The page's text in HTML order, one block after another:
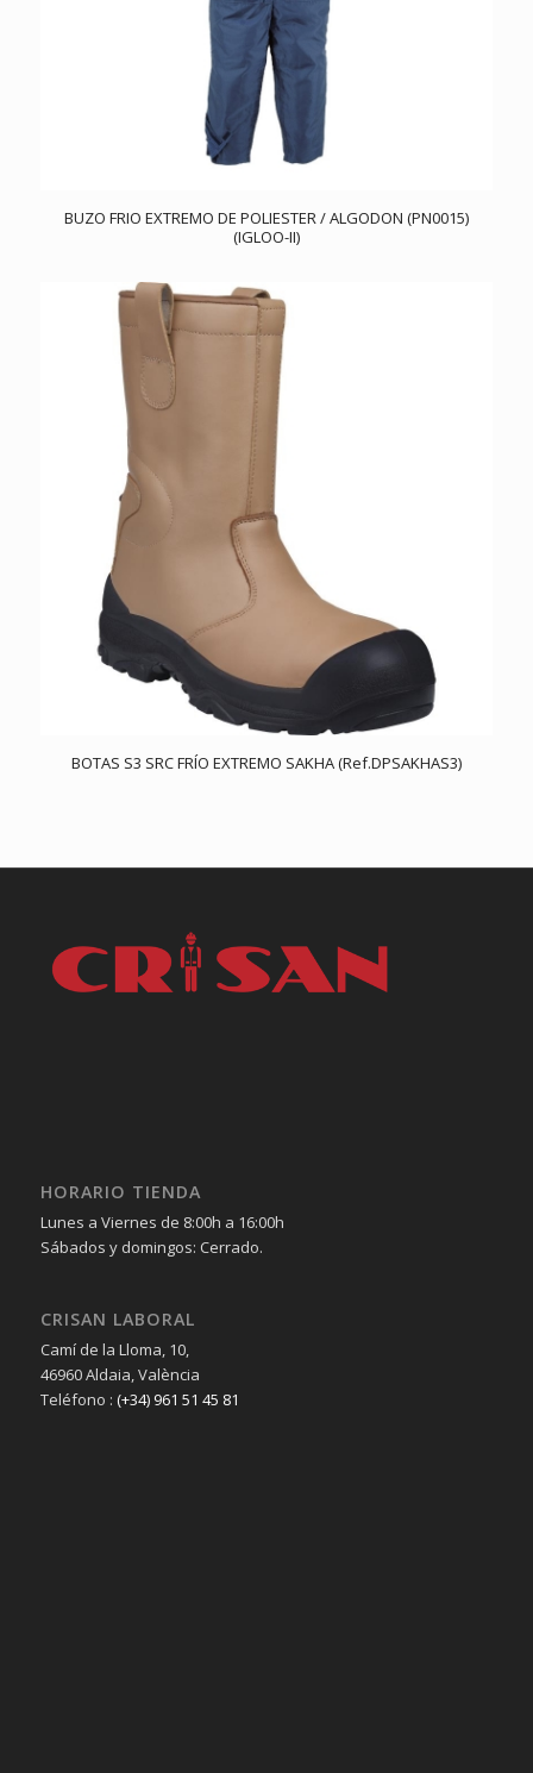
BUZO FRIO EXTREMO DE POLIESTER / ALGODON (PN0015)
(IGLOO-II)
BOTAS S3 SRC FRÍO EXTREMO SAKHA (Ref.DPSAKHAS3)
HORARIO TIENDA
Lunes a Viernes de 8:00h a 16:00h
Sábados y domingos: Cerrado.
CRISAN LABORAL
Camí de la Lloma, 10,
46960 Aldaia, València
Teléfono : (+34) 961 51 45 81